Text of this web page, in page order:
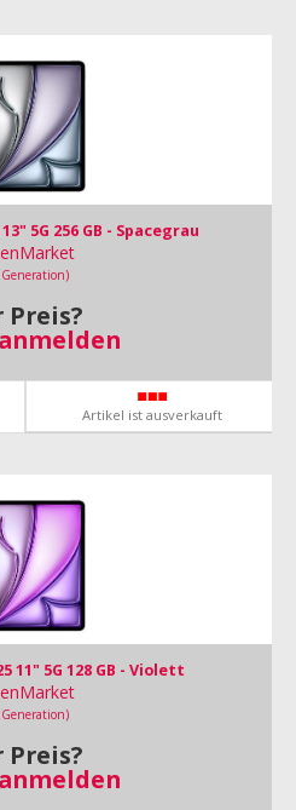
5G 256 GB - Spacegrau
Preis?
anmelden
Artikel ist ausverkauft
11" 5G 128 GB - Violett
Preis?
anmelden